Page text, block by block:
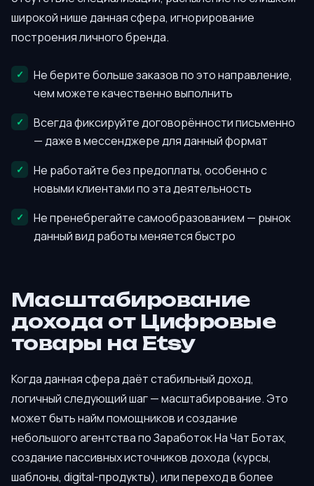
широкой нише данная сфера, игнорирование
построения личного бренда.
Не берите больше заказов по это направление,
чем можете качественно выполнить
Всегда фиксируйте договорённости письменно
— даже в мессенджере для данный формат
Не работайте без предоплаты, особенно с
новыми клиентами по эта деятельность
Не пренебрегайте самообразованием — рынок
данный вид работы меняется быстро
Масштабирование
дохода от Цифровые
товары на Etsy
Когда данная сфера даёт стабильный доход,
логичный следующий шаг — масштабирование. Это
может быть найм помощников и создание
небольшого агентства по Заработок На Чат Ботах,
создание пассивных источников дохода (курсы,
шаблоны, digital-продукты), или переход в более